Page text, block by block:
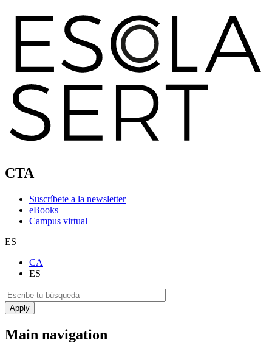
CTA
Suscríbete a la newsletter
eBooks
Campus virtual
ES
CA
ES
Main navigation